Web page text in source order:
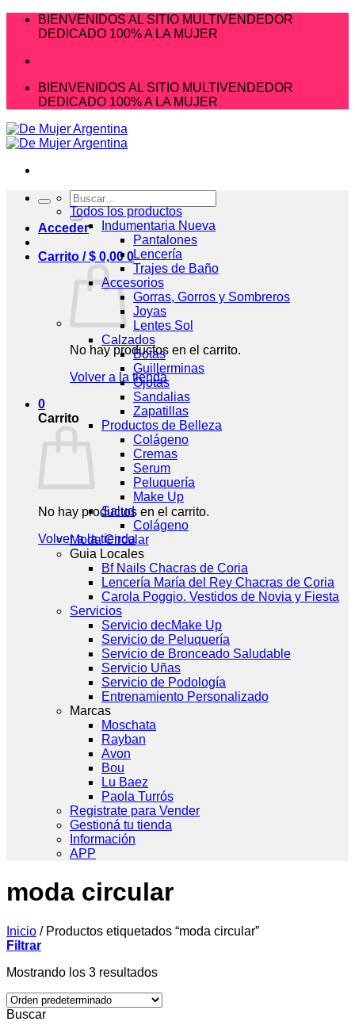
Saltar BIENVENIDOS AL SITIO MULTIVENDEDOR
DEDICADO 100% A LA MUJER
BIENVENIDOS AL SITIO MULTIVENDEDOR
DEDICADO 100% A LA MUJER
Buscar
por:
Acceder
Carrito /$ 0,00 0
No hay productos en el carrito.
Volver a la tienda
0
Carrito
No hay productos en el carrito.
Volver a la tienda
Todos los productos
Indumentaria Nueva
Pantalones
Lencería
Trajes de Baño
Accesorios
Gorras, Gorros y Sombreros
Joyas
Lentes Sol
Calzados
Botas
Guillerminas
Ojotas
Sandalias
Zapatillas
Productos de Belleza
Colágeno
Cremas
Serum
Peluquería
Make Up
Salud
Colágeno
Moda Circular
Guia Locales
Bf Nails Chacras de Coria
Lencería María del Rey Chacras de Coria
Carola Poggio. Vestidos de Novia y Fiesta
Servicios
Servicio decMake Up
Servicio de Peluquería
Servicio de Bronceado Saludable
Servicio Uñas
Servicio de Podología
Entrenamiento Personalizado
Marcas
Moschata
Rayban
Avon
Bou
Lu Baez
Paola Turrós
Registrate para Vender
Gestioná tu tienda
Información
APP
moda circular
Inicio /Productos etiquetados “moda circular”
Filtrar
Mostrando los 3 resultados
Buscar